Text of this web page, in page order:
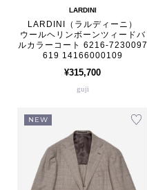
LARDINI
LARDINI（ラルディーニ）
ウールヘリンボーンツィードバ
ルカラーコート 6216-7230097
619 14166000109
¥315,700
guji
NEW